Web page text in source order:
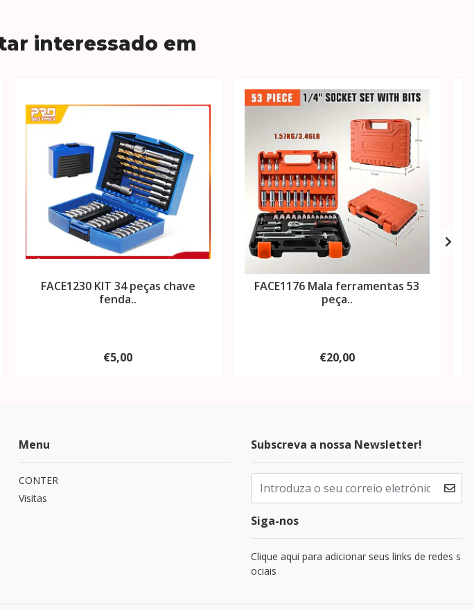
interessado em
FACE1230 KIT 34 peças chave
fenda..
€5,00
FACE1176 Mala ferramentas 53
peça..
€20,00
Menu
CONTER
Visitas
Subscreva a nossa Newsletter!
Siga-nos
Clique aqui para adicionar seus links de redes s
ociais